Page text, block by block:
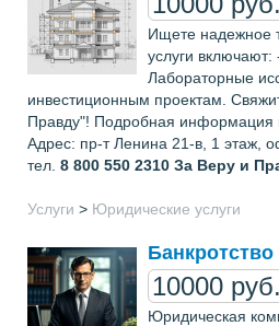
Ищете надежное
услуги включают:
Лабораторные
инвестиционным проектам.
Правду"! Подробная информация
Адрес: пр-т Ленина 21-в, 1 этаж,
тел. 8 800 550 2310 За Веру и
Услуги > Юридические услуги
10000 руб.
Юридическая